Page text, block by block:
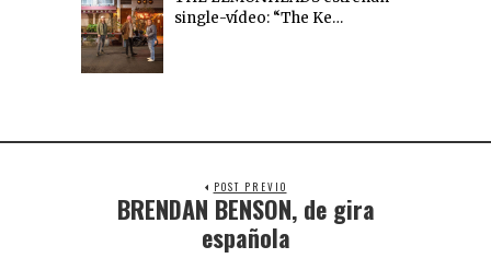
single-vídeo: “The Ke…
POST PREVIO
BRENDAN BENSON, de gira
española